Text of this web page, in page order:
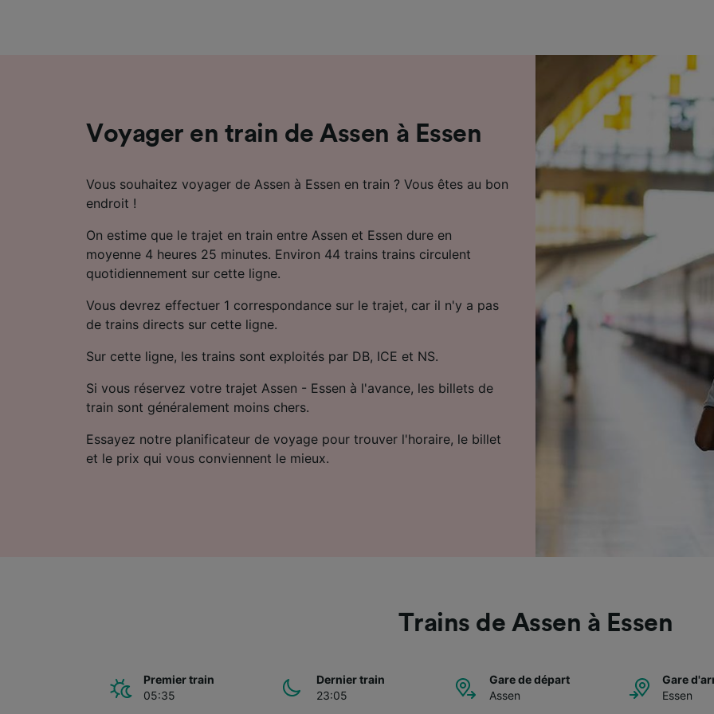
Voyager en train de Assen à Essen
Vous souhaitez voyager de Assen à Essen en train ? Vous êtes au bon
endroit !
On estime que le trajet en train entre Assen et Essen dure en
moyenne 4 heures 25 minutes. Environ 44 trains trains circulent
quotidiennement sur cette ligne.
Vous devrez effectuer 1 correspondance sur le trajet, car il n'y a pas
de trains directs sur cette ligne.
Sur cette ligne, les trains sont exploités par DB, ICE et NS.
Si vous réservez votre trajet Assen - Essen à l'avance, les billets de
train sont généralement moins chers.
Essayez notre planificateur de voyage pour trouver l'horaire, le billet
et le prix qui vous conviennent le mieux.
Trains de Assen à Essen
Premier train
05:35
Dernier train
23:05
Gare de départ
Assen
Gare
Essen